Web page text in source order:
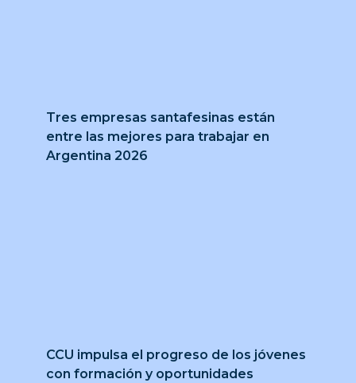
Tres empresas santafesinas están
entre las mejores para trabajar en
Argentina 2026
CCU impulsa el progreso de los jóvenes
con formación y oportunidades